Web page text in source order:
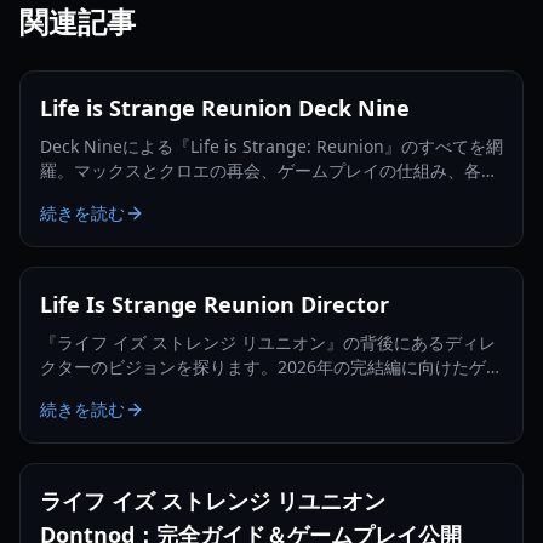
関連記事
Life is Strange Reunion Deck Nine
Deck Nineによる『Life is Strange: Reunion』のすべてを網
羅。マックスとクロエの再会、ゲームプレイの仕組み、各エ
す。
続きを読む
Life Is Strange Reunion Director
『ライフ イズ ストレンジ リユニオン』の背後にあるディレ
クターのビジョンを探ります。2026年の完結編に向けたゲー
ましょう。
続きを読む
ライフ イズ ストレンジ リユニオン
Dontnod：完全ガイド＆ゲームプレイ公開